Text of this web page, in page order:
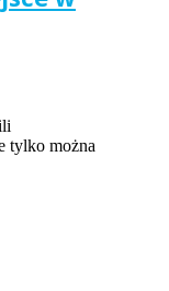
tylko można